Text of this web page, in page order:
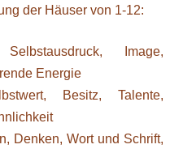
der Häuser von 1-12:
Image,
Energie
Besitz, Talente,
Denken, Wort und Schrift,